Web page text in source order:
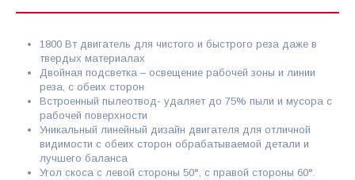
1800 Вт двигатель для чистого и быстрого реза даже в
твердых материалах
Двойная подсветка – освещение рабочей зоны и линии
реза, с обеих сторон
Встроенный пылеотвод- удаляет до 75% пыли и мусора с
рабочей поверхности
Уникальный линейный дизайн двигателя для отличной
видимости с обеих сторон обрабатываемой детали и
лучшего баланса
Угол скоса с левой стороны 50°, с правой стороны 60°.